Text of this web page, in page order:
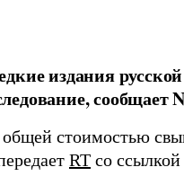
издания русской
сообщает
общей стоимостью
RT со ссылкой